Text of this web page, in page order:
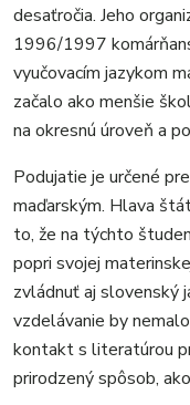
desaťročia. Jeho
1996/1997
vyučovacím jazykom
začalo ako menšie
na okresnú úroveň a
Podujatie je určené
maďarským. Hlava
to, že na týchto
popri svojej
zvládnuť aj slovenský
vzdelávanie by
kontakt s literatúrou
prirodzený spôsob,